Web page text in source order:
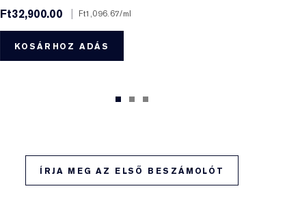
Ft32,900.00
| Ft1,096.67/ml
KOSÁRHOZ ADÁS
ÍRJA MEG AZ ELSŐ BESZÁMOLÓT